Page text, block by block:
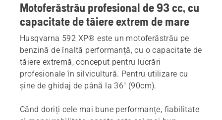
Motoferăstrău profesional de 93 cc, cu
capacitate de tăiere extrem de mare
Husqvarna 592 XP® este un motoferăstrău pe
benzină de înaltă performanță, cu o capacitate de
tăiere extremă, conceput pentru lucrări
profesionale în silvicultură. Pentru utilizare cu
șine de ghidaj de până la 36" (90cm).
Când doriți cele mai bune performanțe, fiabilitate